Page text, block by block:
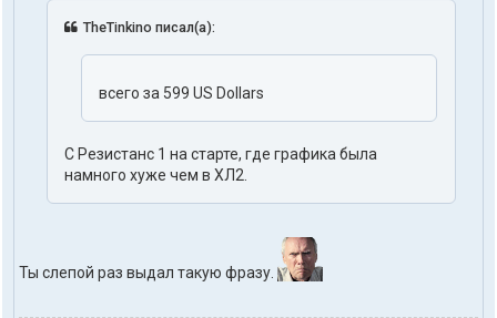
TheTinkino писал(а):
всего за 599 US Dollars
С Резистанс 1 на старте, где графика была
намного хуже чем в ХЛ2.
Ты слепой раз выдал такую фразу.